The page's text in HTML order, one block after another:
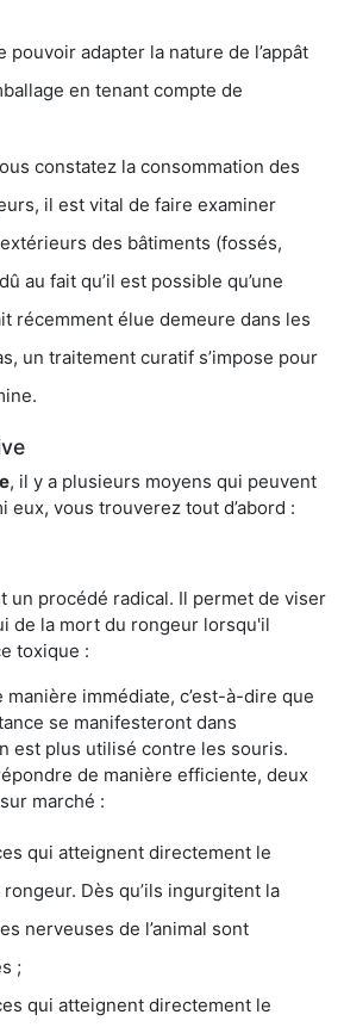
pouvoir adapter la nature de l’appât
en tenant compte de
constatez la consommation des
il est vital de faire examiner
des bâtiments (fossés,
au fait qu’il est possible qu’une
récemment élue demeure dans les
un traitement curatif s’impose pour
, il y a plusieurs moyens qui peuvent
eux, vous trouverez tout d’abord :
un procédé radical. Il permet de viser
de la mort du rongeur lorsqu'il
toxique :
manière immédiate, c’est-à-dire que
se manifesteront dans
est plus utilisé contre les souris.
de manière efficiente, deux
marché :
qui atteignent directement le
Dès qu’ils ingurgitent la
nerveuses de l’animal sont
;
qui atteignent directement le